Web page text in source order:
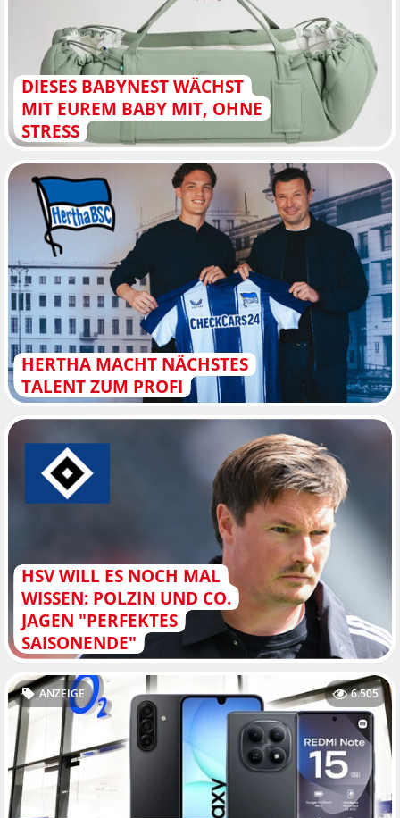
DIESES BABYNEST WÄCHST
MIT EUREM BABY MIT, OHNE
STRESS
HERTHA MACHT NÄCHSTES
TALENT ZUM PROFI
HSV WILL ES NOCH MAL
WISSEN: POLZIN UND CO.
JAGEN "PERFEKTES
SAISONENDE"
ANZEIGE 6.505